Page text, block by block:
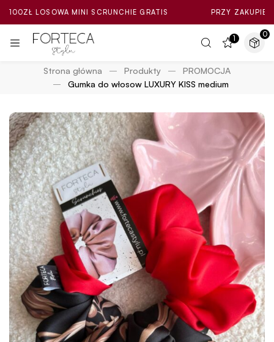
MINI SCRUNCHIE GRATIS PRZY ZAKUPIE ZA MIN.
1 0
Strona główna Produkty
PROMOCJA
Gumka do włosow LUXURY KISS medium